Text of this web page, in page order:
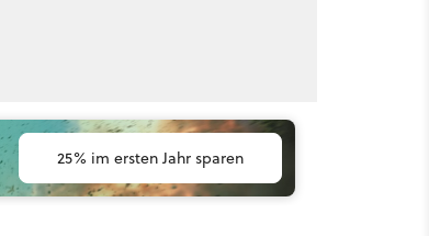
25% im ersten Jahr sparen